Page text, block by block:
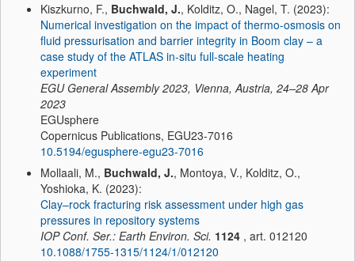
Kiszkurno, F., Buchwald, J., Kolditz, O., Nagel, T. (2023):
Numerical investigation on the impact of thermo-osmosis on
fluid pressurisation and barrier integrity in Boom clay – a
case study of the ATLAS in-situ full-scale heating
experiment
EGU General Assembly 2023, Vienna, Austria, 24–28 Apr
2023
EGUsphere
Copernicus Publications, EGU23-7016
10.5194/egusphere-egu23-7016
Mollaali, M., Buchwald, J., Montoya, V., Kolditz, O.,
Yoshioka, K. (2023):
Clay–rock fracturing risk assessment under high gas
pressures in repository systems
IOP Conf. Ser.: Earth Environ. Sci. 1124 , art. 012120
10.1088/1755-1315/1124/1/012120